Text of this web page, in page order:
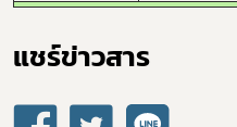
แชร์ข่าวสาร​